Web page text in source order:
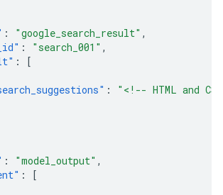
: "google_search_result" ,
: "search_001" ,
:
[
:
"<!-- HTML and
: "model_output" ,
:
[